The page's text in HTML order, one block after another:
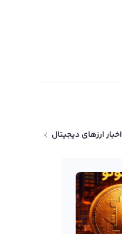
اخبار ارزهای دیجیتال